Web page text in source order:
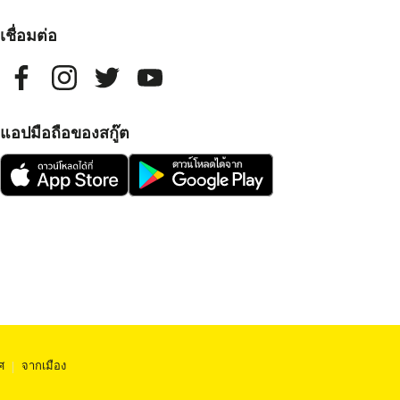
เชื่อมต่อ
แอปมือถือของสกู๊ต
| จากเมือง